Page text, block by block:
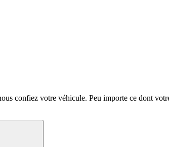
confiez votre véhicule. Peu importe ce dont